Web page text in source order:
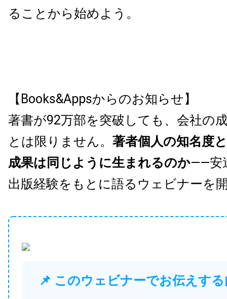
ることから始めよう。
【Books&Appsからのお知らせ】
著書が92万部を突破しても、会社の
とは限りません。 著者個人の知名度
成果は同じように生まれるのか——安
出版経験をもとに語るウェビナーを
📌 このウェビナーでお伝えす